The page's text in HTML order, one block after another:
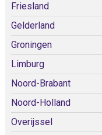
Friesland
Gelderland
Groningen
Limburg
Noord-Brabant
Noord-Holland
Overijssel